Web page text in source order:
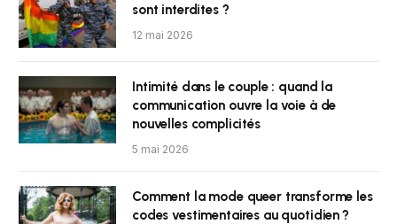
sont interdites ?
12 mai 2026
Intimité dans le couple : quand la
communication ouvre la voie à de
nouvelles complicités
5 mai 2026
Comment la mode queer transforme les
codes vestimentaires au quotidien ?